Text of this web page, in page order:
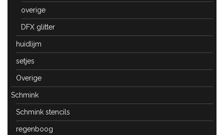
overige
DFX glitter
huidlijm
setjes
Overige
Schmink
Schmink stencils
regenboog